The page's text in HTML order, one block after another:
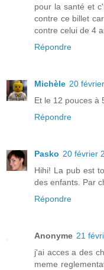
pour la santé et
contre ce billet
contre celui de 4
Répondre
Michèle 20
Et le 12 pouces à
Répondre
Pasko 20 février
Hihi! La pub est
des enfants. Par
Répondre
Anonyme 21
j'ai acces a des
meme